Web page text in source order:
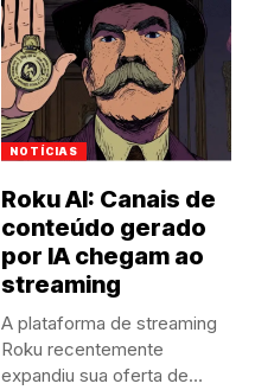
NOTÍCIAS
Roku AI: Canais de
conteúdo gerado
por IA chegam ao
streaming
A plataforma de streaming
Roku recentemente
expandiu sua oferta de